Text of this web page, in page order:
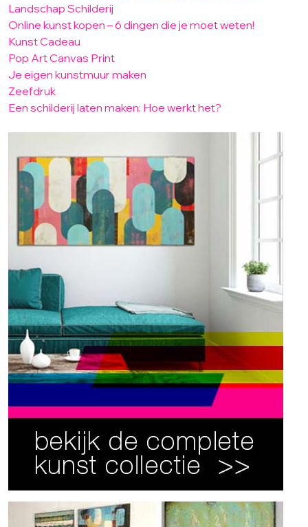
Landschap Schilderij
Online kunst kopen – 6 dingen die je moet weten!
Kunst Cadeau
Pop Art Canvas Print
Je eigen kunstmuur maken
Zeefdruk
Een schilderij laten maken: Hoe werkt het?